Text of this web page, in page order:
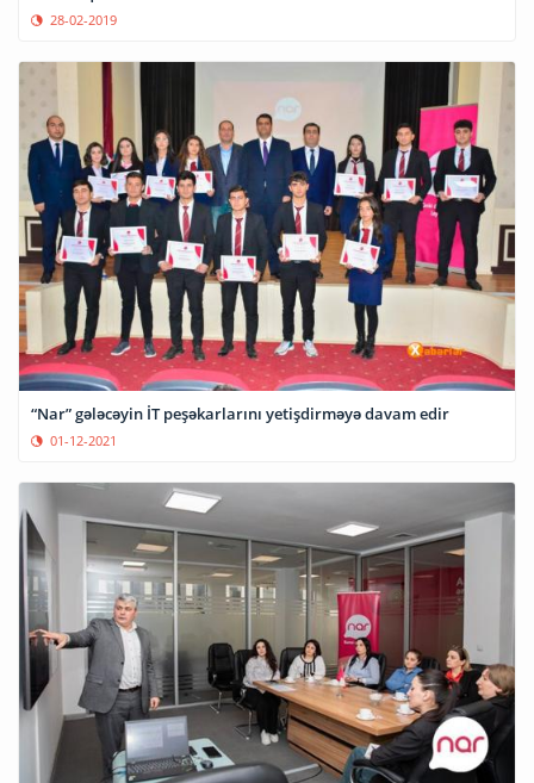
28-02-2019
“Nar” gələcəyin İT peşəkarlarını yetişdirməyə davam edir
01-12-2021